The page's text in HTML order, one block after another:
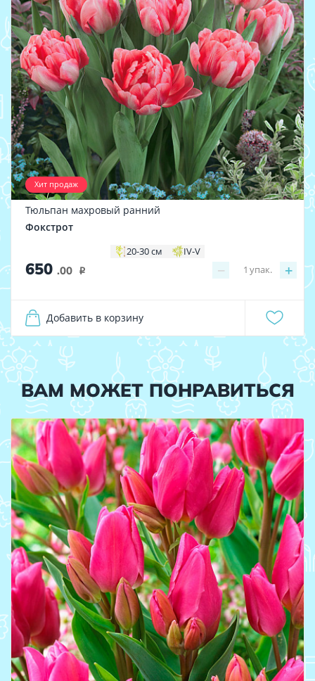
Хит продаж
Тюльпан махровый ранний
Фокстрот
20-30 см IV-V
650 .00 i − +
1 упак.
Добавить в корзину
ВАМ МОЖЕТ ПОНРАВИТЬСЯ